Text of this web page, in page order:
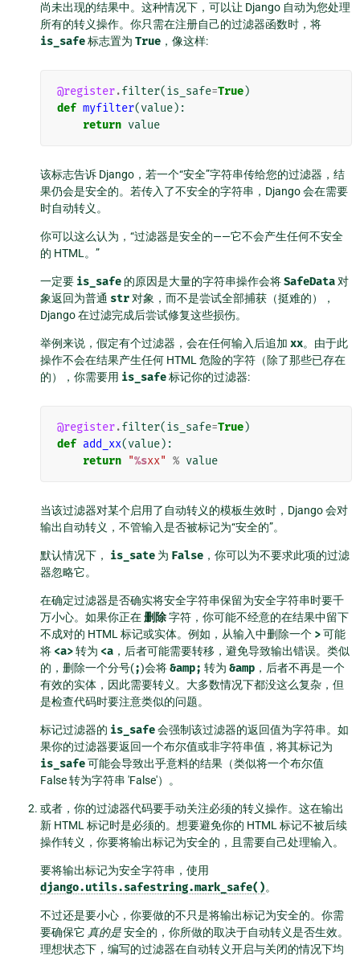
尚未出现的结果中。这种情况下，可以让 Django 自动为您处理
所有的转义操作。你只需在注册自己的过滤器函数时，将
is_safe标志置为 True ，像这样:
@register.filter(is_safe=True)
def myfilter(value):
return value
该标志告诉 Django，若一个“安全”字符串传给您的过滤器，结
果仍会是安全的。若传入了不安全的字符串，Django 会在需要
时自动转义。
你可以这么认为，“过滤器是安全的——它不会产生任何不安全
的 HTML。”
一定要 is_safe 的原因是大量的字符串操作会将SafeData 对
象返回为普通 str 对象，而不是尝试全部捕获（挺难的），
Django 在过滤完成后尝试修复这些损伤。
举例来说，假定有个过滤器，会在任何输入后追加 xx。由于此
操作不会在结果产生任何 HTML 危险的字符（除了那些已存在
的），你需要用 is_safe标记你的过滤器:
@register.filter(is_safe=True)
def add_xx(value):
return "%sxx" % value
当该过滤器对某个启用了自动转义的模板生效时，Django 会对
输出自动转义，不管输入是否被标记为“安全的”。
默认情况下， is_sate 为 False ，你可以为不要求此项的过滤
器忽略它。
在确定过滤器是否确实将安全字符串保留为安全字符串时要千
万小心。如果你正在删除字符，你可能不经意的在结果中留下
不成对的 HTML 标记或实体。例如，从输入中删除一个 >可能
将 <a>转为 <a ，后者可能需要转移，避免导致输出错误。类似
的，删除一个分号(;)会将&amp; 转为 &amp ，后者不再是一个
有效的实体，因此需要转义。大多数情况下都没这么复杂，但
是检查代码时要注意类似的问题。
标记过滤器的 is_safe会强制该过滤器的返回值为字符串。如
果你的过滤器要返回一个布尔值或非字符串值，将其标记为
is_safe可能会导致出乎意料的结果（类似将一个布尔值
False 转为字符串 'False'）。
或者，你的过滤器代码要手动关注必须的转义操作。这在输出
新 HTML 标记时是必须的。想要避免你的 HTML 标记不被后续
操作转义，你要将输出标记为安全的，且需要自己处理输入。
要将输出标记为安全字符串，使用
django.utils.safestring.mark_safe()。
不过还是要小心，你要做的不只是将输出标记为安全的。你需
要确保它 真的是安全的，你所做的取决于自动转义是否生效。
理想状态下，编写的过滤器在自动转义开启与关闭的情况下均